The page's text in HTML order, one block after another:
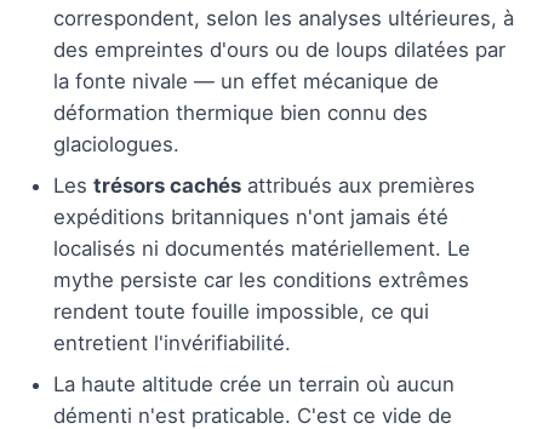
correspondent, selon les analyses ultérieures, à
des empreintes d'ours ou de loups dilatées par
la fonte nivale — un effet mécanique de
déformation thermique bien connu des
glaciologues.
Les trésors cachés attribués aux premières
expéditions britanniques n'ont jamais été
localisés ni documentés matériellement. Le
mythe persiste car les conditions extrêmes
rendent toute fouille impossible, ce qui
entretient l'invérifiabilité.
La haute altitude crée un terrain où aucun
démenti n'est praticable. C'est ce vide de